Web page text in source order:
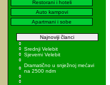
Restorani i hoteli
Auto kampovi
Apartmani i sobe
Najnoviji članci
Srednji Velebit
Sjeverni Velebit
Dramatično u snježnoj mećavi
na 2500 ndm